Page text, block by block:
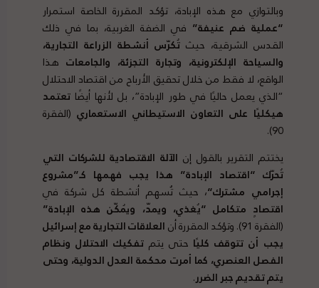
وبالتوازي مع هذه الإبادة، تؤكد المقررة الخاصة استمرار
“عملية ضم عنيفة” في الضفة الغربية، بما في ذلك
القدس الشرقية، حيث تُكرّس أنشطة الزراعة التجارية،
والسياحة الإلكترونية، وتجارة التجزئة، والجامعات هذا
الواقع، لا فقط من خلال تحقيق الأرباح من اقتصاد الاحتلال
“الذي يعمل حاليًا في طور الإبادة”، بل لأنها أيضًا تعتمد
هيكليًا على التعاون الاستيطاني الاستعماري (الفقرة
90).
يختتم التقرير بالقول إن الآلة الاقتصادية للشركات التي
تُحرّك “اقتصاد الإبادة” هذا يجب فهمها كـ”مشروع
إجرامي مشترك“، حيث تُسهم أنشطة كل شركة في
اقتصادٍ متكامل “يُغذي، ويمدّ، ويُمكّن هذه الإبادة”
(الفقرة 91). وتؤكد المقررة أن
العلاقات التجارية مع إسرائيل
يجب أن تتوقف كليًا حتى يتمتفكيك الاحتلال ونظام
الفصل العنصري، كما أمرت محكمة العدل الدولية، وحتى
يتم تقديم جبر الضرر.